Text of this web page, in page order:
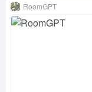
RoomGPT